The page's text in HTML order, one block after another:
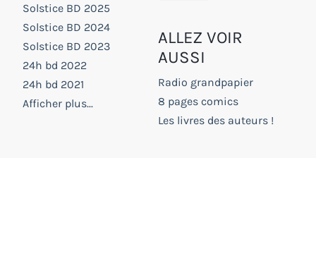
Solstice BD 2025
Solstice BD 2024
Solstice BD 2023
24h bd 2022
24h bd 2021
Afficher plus...
ALLEZ VOIR
AUSSI
Radio grandpapier
8 pages comics
Les livres des auteurs !